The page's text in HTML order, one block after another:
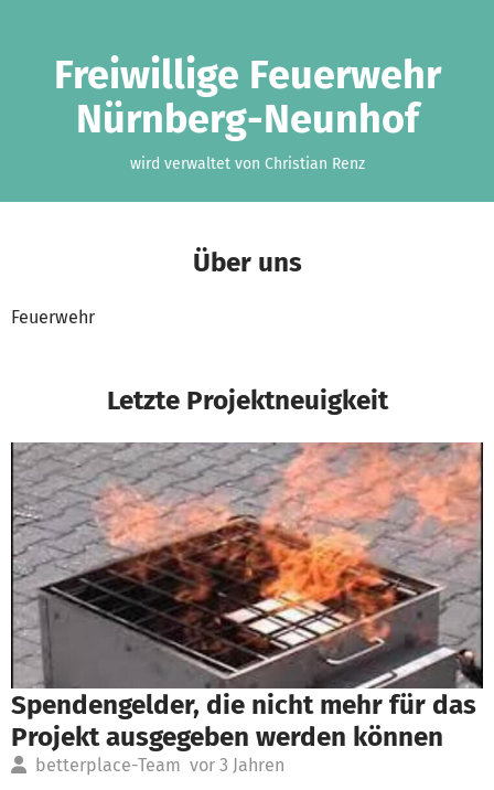
Freiwillige Feuerwehr
Nürnberg-Neunhof
wird verwaltet von Christian Renz
Über uns
Feuerwehr
Letzte Projektneuigkeit
Spendengelder, die nicht mehr für das
Projekt ausgegeben werden können
betterplace-Team vor 3 Jahren